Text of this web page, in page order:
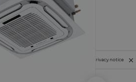
Privacy notice